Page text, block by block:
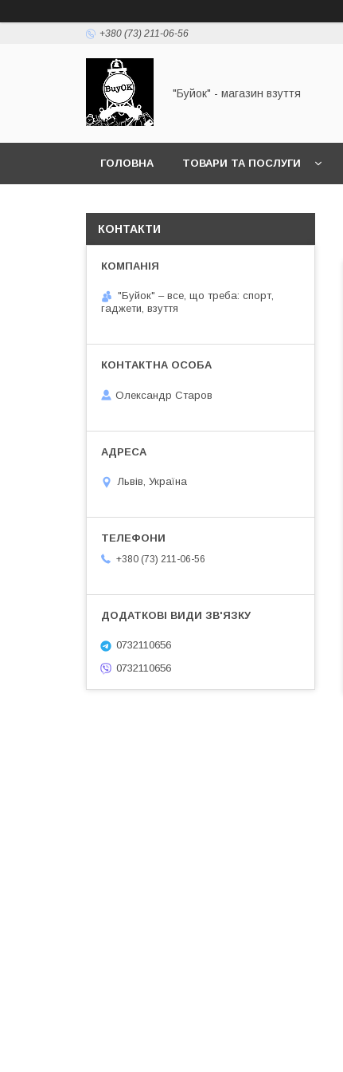
+380 (73) 211-06-56
"Буйок" - магазин взуття
ГОЛОВНА ТОВАРИ ТА ПОСЛУГИ
КОНТАКТИ
"Буйок" – все, що треба: спорт,
гаджети, взуття
Олександр Старов
Львів, Україна
+380 (73) 211-06-56
0732110656
0732110656